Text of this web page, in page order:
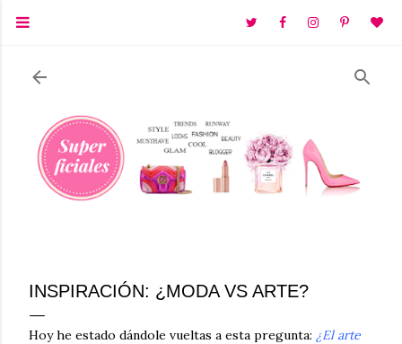
Ir al contenido principal
INSPIRACIÓN: ¿MODA VS ARTE?
Hoy he estado dándole vueltas a esta pregunta: ¿El arte